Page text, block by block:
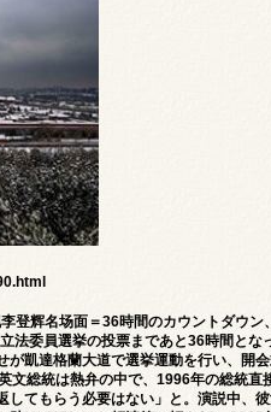
登辉名场面＝36時間のカウントダウン
法委員選挙の投票まであと36時間とな
が凱達格蘭大道で選挙運動を行い、開
文総統は熱弁の中で、1996年の総統直
してもらう必要はない」と。演説中、